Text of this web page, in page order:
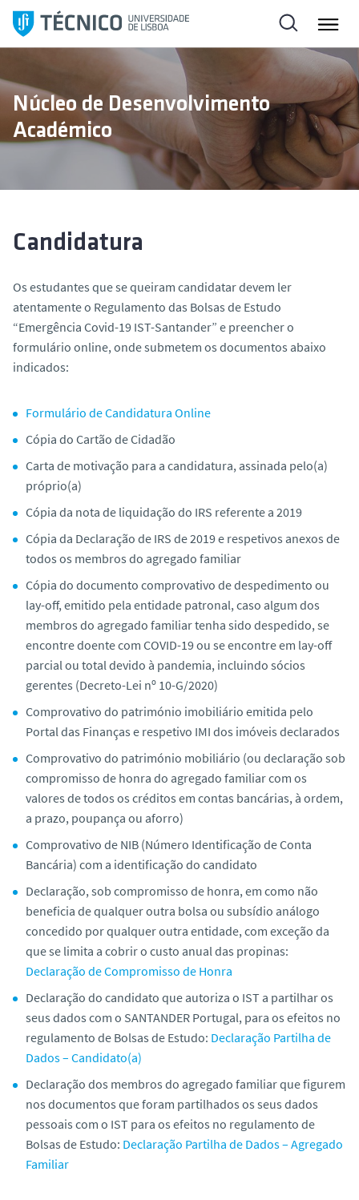
l
a
a
a
Núcleo de Desenvolvimento
Académico
Candidatura
Os estudantes que se queiram candidatar devem ler
atentamente o Regulamento das Bolsas de Estudo
“Emergência Covid-19 IST-Santander” e preencher o
formulário online, onde submetem os documentos abaixo
indicados:
Formulário de Candidatura Online
Cópia do Cartão de Cidadão
Carta de motivação para a candidatura, assinada pelo(a)
próprio(a)
Cópia da nota de liquidação do IRS referente a 2019
Cópia da Declaração de IRS de 2019 e respetivos anexos de
todos os membros do agregado familiar
Cópia do documento comprovativo de despedimento ou
lay-off, emitido pela entidade patronal, caso algum dos
membros do agregado familiar tenha sido despedido, se
encontre doente com COVID-19 ou se encontre em lay-off
parcial ou total devido à pandemia, incluindo sócios
gerentes (Decreto-Lei nº 10-G/2020)
Comprovativo do património imobiliário emitida pelo
Portal das Finanças e respetivo IMI dos imóveis declarados
Comprovativo do património mobiliário (ou declaração sob
compromisso de honra do agregado familiar com os
valores de todos os créditos em contas bancárias, à ordem,
a prazo, poupança ou aforro)
Comprovativo de NIB (Número Identificação de Conta
Bancária) com a identificação do candidato
Declaração, sob compromisso de honra, em como não
beneficia de qualquer outra bolsa ou subsídio análogo
concedido por qualquer outra entidade, com exceção da
que se limita a cobrir o custo anual das propinas:
Declaração de Compromisso de Honra
Declaração do candidato que autoriza o IST a partilhar os
seus dados com o SANTANDER Portugal, para os efeitos no
regulamento de Bolsas de Estudo: Declaração Partilha de
Dados – Candidato(a)
Declaração dos membros do agregado familiar que figurem
nos documentos que foram partilhados os seus dados
pessoais com o IST para os efeitos no regulamento de
Bolsas de Estudo: Declaração Partilha de Dados – Agregado
Familiar